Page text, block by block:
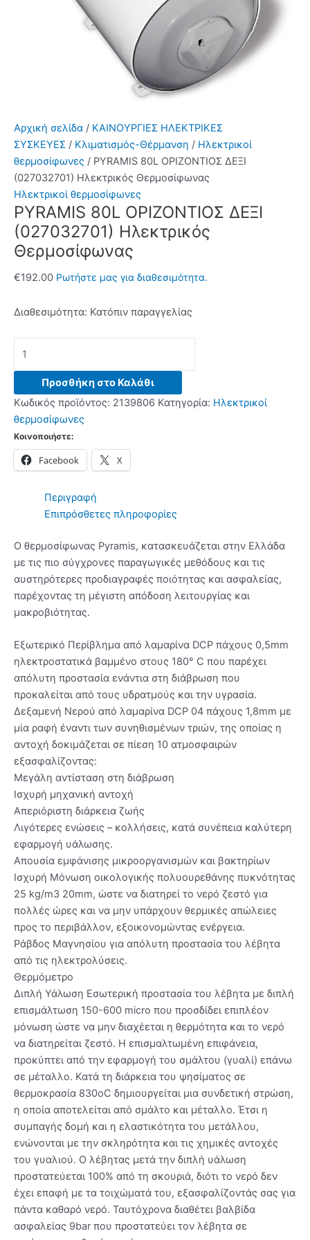
Αρχική σελίδα / ΚΑΙΝΟΥΡΓΙΕΣ ΗΛΕΚΤΡΙΚΕΣ
ΣΥΣΚΕΥΕΣ / Κλιματισμός-Θέρμανση / Ηλεκτρικοί
θερμοσίφωνες / PYRAMIS 80L ΟΡΙΖΟΝΤΙΟΣ ΔΕΞΙ
(027032701) Ηλεκτρικός Θερμοσίφωνας
Ηλεκτρικοί θερμοσίφωνες
PYRAMIS 80L ΟΡΙΖΟΝΤΙΟΣ ΔΕΞΙ
(027032701) Ηλεκτρικός
Θερμοσίφωνας
€192.00 Ρωτήστε μας για διαθεσιμότητα.
Διαθεσιμότητα: Κατόπιν παραγγελίας
80L
ΟΡΙΖΟΝΤΙΟΣ
ΔΕΞΙ
(027032701)
Ηλεκτρικός
Θερμοσίφωνας
ποσότητα
Προσθήκη στο Καλάθι
Κωδικός προϊόντος: 2139806 Κατηγορία: Ηλεκτρικοί
θερμοσίφωνες
Κοινοποιήστε:
Facebook X
Περιγραφή
Επιπρόσθετες πληροφορίες
Ο θερμοσίφωνας Pyramis, κατασκευάζεται στην Ελλάδα
με τις πιο σύγχρονες παραγωγικές μεθόδους και τις
αυστηρότερες προδιαγραφές ποιότητας και ασφαλείας,
παρέχοντας τη μέγιστη απόδοση λειτουργίας και
μακροβιότητας.
Εξωτερικό Περίβλημα από λαμαρίνα DCP πάχους 0,5mm
ηλεκτροστατικά βαμμένο στους 180° C που παρέχει
απόλυτη προστασία ενάντια στη διάβρωση που
προκαλείται από τους υδρατμούς και την υγρασία.
Δεξαμενή Νερού από λαμαρίνα DCP 04 πάχους 1,8mm με
μία ραφή έναντι των συνηθισμένων τριών, της οποίας η
αντοχή δοκιμάζεται σε πίεση 10 ατμοσφαιρών
εξασφαλίζοντας:
Μεγάλη αντίσταση στη διάβρωση
Ισχυρή μηχανική αντοχή
Απεριόριστη διάρκεια ζωής
Λιγότερες ενώσεις – κολλήσεις, κατά συνέπεια καλύτερη
εφαρμογή υάλωσης.
Απουσία εμφάνισης μικροοργανισμών και βακτηρίων
Ισχυρή Μόνωση οικολογικής πολυουρεθάνης πυκνότητας
25 kg/m3 20mm, ώστε να διατηρεί το νερό ζεστό για
πολλές ώρες και να μην υπάρχουν θερμικές απώλειες
προς το περιβάλλον, εξοικονομώντας ενέργεια.
Ράβδος Μαγνησίου για απόλυτη προστασία του λέβητα
από τις ηλεκτρολύσεις.
Θερμόμετρο
Διπλή Υάλωση Εσωτερική προστασία του λέβητα με διπλή
επισμάλτωση 150-600 micro που προσδίδει επιπλέον
μόνωση ώστε να μην διαχέεται η θερμότητα και το νερό
να διατηρείται ζεστό. Η επισμαλτωμένη επιφάνεια,
προκύπτει από την εφαρμογή του σμάλτου (γυαλί) επάνω
σε μέταλλο. Κατά τη διάρκεια του ψησίματος σε
θερμοκρασία 830οC δημιουργείται μια συνδετική στρώση,
η οποία αποτελείται από σμάλτο και μέταλλο. Έτσι η
συμπαγής δομή και η ελαστικότητα του μετάλλου,
ενώνονται με την σκληρότητα και τις χημικές αντοχές
του γυαλιού. Ο λέβητας μετά την διπλή υάλωση
προστατεύεται 100% από τη σκουριά, διότι το νερό δεν
έχει επαφή με τα τοιχώματά του, εξασφαλίζοντάς σας για
πάντα καθαρό νερό. Ταυτόχρονα διαθέτει βαλβίδα
ασφαλείας 9bar που προστατεύει τον λέβητα σε